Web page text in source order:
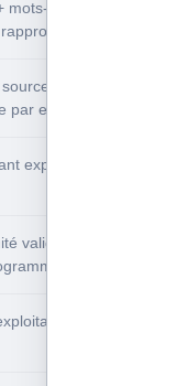
clés +
par exigence
export
validés,
à l'autre
par les